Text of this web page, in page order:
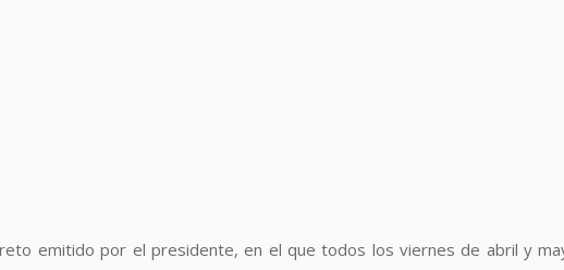
emitido por el presidente, en el que todos los viernes de abril y